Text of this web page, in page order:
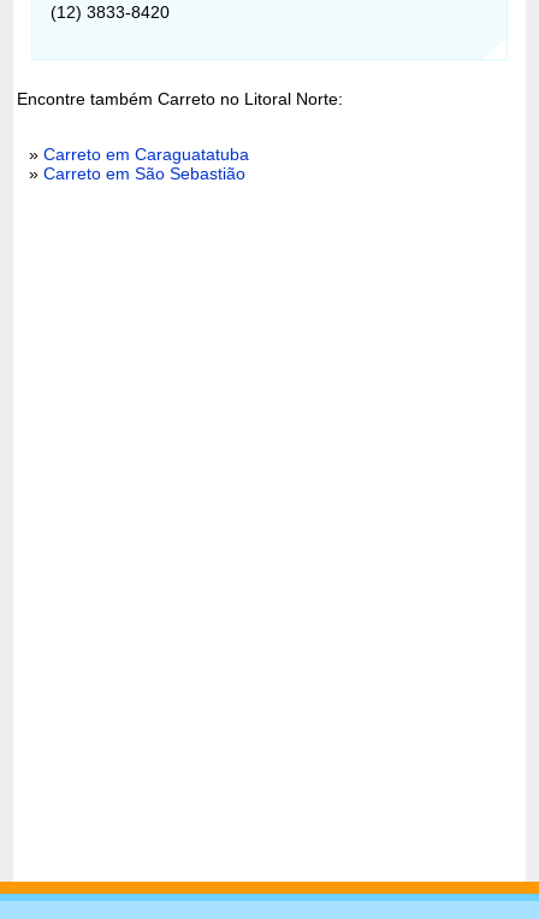
(12) 3833-8420
Encontre também Carreto no Litoral Norte:
»Carreto em Caraguatatuba
»Carreto em São Sebastião